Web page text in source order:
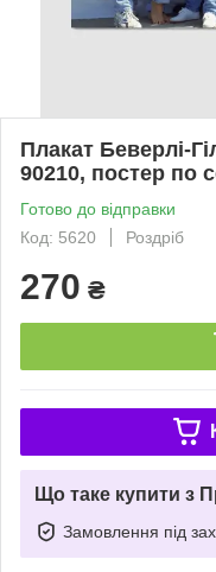
Плакат Беверлі-
90210, постер по
Готово до відправки
Код: 5620
Роздріб
270 ₴
Що таке купити з
Замовлення під